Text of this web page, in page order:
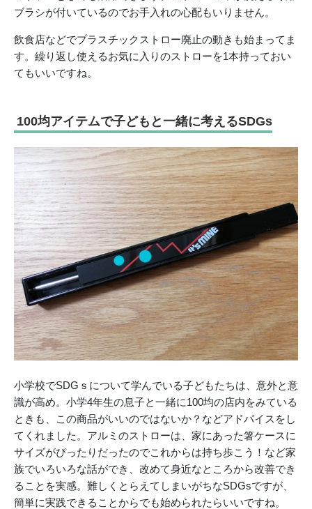
ブラシが付いているのでお手入れの心配もいりません。
飲食店などでプラスチックストロー廃止の動きも始まってま
す。繰り返し使えるお気に入りのストローを1本持っておい
てもいいですね。
100均アイテムで子どもと一緒に考えるSDGs
小学校でSDGｓについて学んでいる子どもたちは、意外と意
識が高め。小学4年生の息子と一緒に100均の店内をみている
ときも、この商品がいいのではないか？などアドバイスをし
てくれました。アルミのストローは、家にあった箸ケースに
サイズがぴったりだったのでこれからは持ち歩こう！など家
族でいろいろな話ができ、改めて身近なところから改善でき
ることを実感。難しくとらえてしまいがちなSDGsですが、
簡単に実践できることからでも始められたらいいですね。